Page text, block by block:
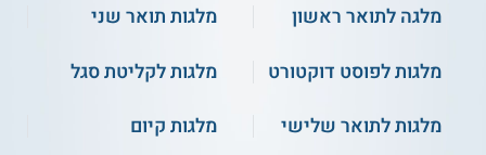
מלגה לתואר ראשון
מלגות תואר שני
מלגות לפוסט דוקטורט
מלגות לקליטת סגל
מלגות לתואר שלישי
מלגות קיום